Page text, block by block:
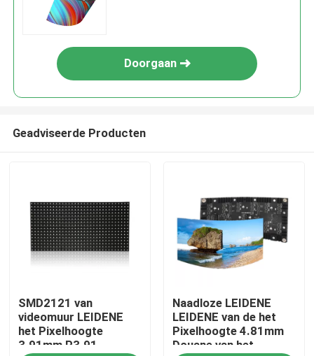
Huis
Producten
Videos
Doorgaan
Geadviseerde Producten
SMD2121 van
videomuur LEIDENE
het Pixelhoogte
3.91mm P3.91
Naadloze LEIDENE
LEIDENE van de het
Pixelhoogte 4.81mm
Douane van het